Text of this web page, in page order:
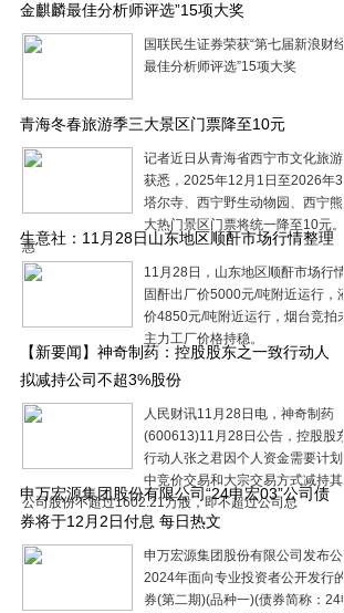
金麒麟最佳分析师评选”15项大奖
国联民生证券荣获“第七届新浪财
最佳分析师评选”15项大奖
青海冬春旅游季三大景区门票降至10元
记者近日从青海省西宁市文化旅游
获悉，2025年12月1日至2026年3
塔尔寺、西宁野生动物园、西宁熊
大热门景区门票将统一降至10元。
惠
生意社：11月28日山东地区顺酐市场行情整理
11月28日，山东地区顺酐市场行情
固酐出厂价5000元/吨附近运行，
价4850元/吨附近运行，烟台竞拍
主力工厂价格持稳。
【新要闻】神奇制药：控股股东之一致行动人
拟减持公司不超3%股份
人民财讯11月28日电，神奇制药
(600613)11月28日公告，控股股
行动人张之君因个人资金需要计划
中竞价交易和大宗交易方式减持其
公司股份不超过1602.21万股，即不超过公司总
申万宏源集团股份有限公司“24申宏03”公司债
券将于12月2日付息 每日热文
申万宏源集团股份有限公司发布公
2024年面向专业投资者公开发行的
券(第二期)(品种一)(债券简称：24